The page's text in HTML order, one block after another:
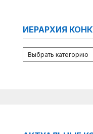
ИЕРАРХИЯ